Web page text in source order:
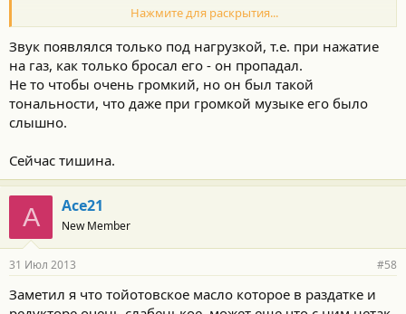
А как сейчас, после ремонта, вообще нет ни каких посторонних
звуков от трансмиссии, кроме двигателя и шума колёс?
Спасибо!
Нажмите для раскрытия...
Звук появлялся только под нагрузкой, т.е. при нажатие
на газ, как только бросал его - он пропадал.
Не то чтобы очень громкий, но он был такой
тональности, что даже при громкой музыке его было
слышно.
Сейчас тишина.
A Ace21
New Member
31 Июл 2013 #58
Заметил я что тойотовское масло которое в раздатке и